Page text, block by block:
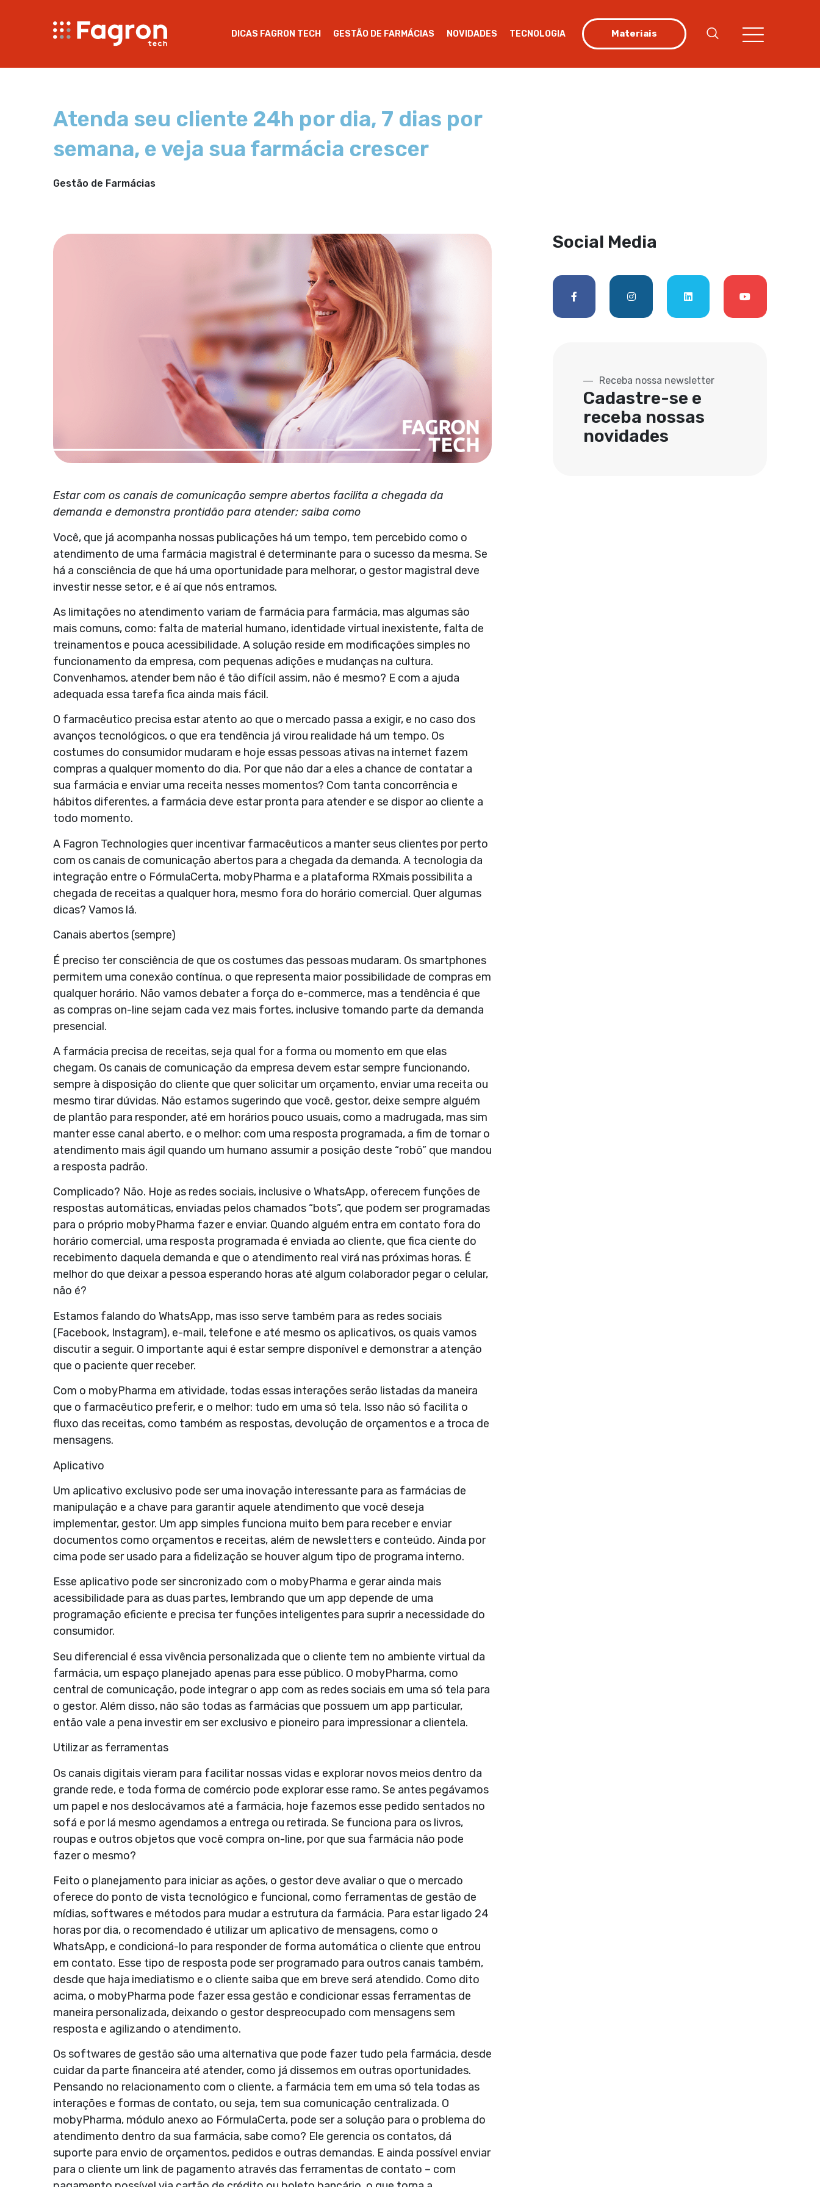
DICAS FAGRON TECH GESTÃO DE FARMÁCIAS NOVIDADES TECNOLOGIA Materiais
Atenda seu cliente 24h por dia, 7 dias por
semana, e veja sua farmácia crescer
Gestão de Farmácias
Estar com os canais de comunicação sempre abertos facilita a chegada da
demanda e demonstra prontidão para atender; saiba como
Você, que já acompanha nossas publicações há um tempo, tem percebido como o
atendimento de uma farmácia magistral é determinante para o sucesso da mesma. Se
há a consciência de que há uma oportunidade para melhorar, o gestor magistral deve
investir nesse setor, e é aí que nós entramos.
As limitações no atendimento variam de farmácia para farmácia, mas algumas são
mais comuns, como: falta de material humano, identidade virtual inexistente, falta de
treinamentos e pouca acessibilidade. A solução reside em modificações simples no
funcionamento da empresa, com pequenas adições e mudanças na cultura.
Convenhamos, atender bem não é tão difícil assim, não é mesmo? E com a ajuda
adequada essa tarefa fica ainda mais fácil.
O farmacêutico precisa estar atento ao que o mercado passa a exigir, e no caso dos
avanços tecnológicos, o que era tendência já virou realidade há um tempo. Os
costumes do consumidor mudaram e hoje essas pessoas ativas na internet fazem
compras a qualquer momento do dia. Por que não dar a eles a chance de contatar a
sua farmácia e enviar uma receita nesses momentos? Com tanta concorrência e
hábitos diferentes, a farmácia deve estar pronta para atender e se dispor ao cliente a
todo momento.
A Fagron Technologies quer incentivar farmacêuticos a manter seus clientes por perto
com os canais de comunicação abertos para a chegada da demanda. A tecnologia da
integração entre o FórmulaCerta, mobyPharma e a plataforma RXmais possibilita a
chegada de receitas a qualquer hora, mesmo fora do horário comercial. Quer algumas
dicas? Vamos lá.
Canais abertos (sempre)
É preciso ter consciência de que os costumes das pessoas mudaram. Os smartphones
permitem uma conexão contínua, o que representa maior possibilidade de compras em
qualquer horário. Não vamos debater a força do e-commerce, mas a tendência é que
as compras on-line sejam cada vez mais fortes, inclusive tomando parte da demanda
presencial.
A farmácia precisa de receitas, seja qual for a forma ou momento em que elas
chegam. Os canais de comunicação da empresa devem estar sempre funcionando,
sempre à disposição do cliente que quer solicitar um orçamento, enviar uma receita ou
mesmo tirar dúvidas. Não estamos sugerindo que você, gestor, deixe sempre alguém
de plantão para responder, até em horários pouco usuais, como a madrugada, mas sim
manter esse canal aberto, e o melhor: com uma resposta programada, a fim de tornar o
atendimento mais ágil quando um humano assumir a posição deste “robô” que mandou
a resposta padrão.
Complicado? Não. Hoje as redes sociais, inclusive o WhatsApp, oferecem funções de
respostas automáticas, enviadas pelos chamados “bots”, que podem ser programadas
para o próprio mobyPharma fazer e enviar. Quando alguém entra em contato fora do
horário comercial, uma resposta programada é enviada ao cliente, que fica ciente do
recebimento daquela demanda e que o atendimento real virá nas próximas horas. É
melhor do que deixar a pessoa esperando horas até algum colaborador pegar o celular,
não é?
Estamos falando do WhatsApp, mas isso serve também para as redes sociais
(Facebook, Instagram), e-mail, telefone e até mesmo os aplicativos, os quais vamos
discutir a seguir. O importante aqui é estar sempre disponível e demonstrar a atenção
que o paciente quer receber.
Com o mobyPharma em atividade, todas essas interações serão listadas da maneira
que o farmacêutico preferir, e o melhor: tudo em uma só tela. Isso não só facilita o
fluxo das receitas, como também as respostas, devolução de orçamentos e a troca de
mensagens.
Aplicativo
Um aplicativo exclusivo pode ser uma inovação interessante para as farmácias de
manipulação e a chave para garantir aquele atendimento que você deseja
implementar, gestor. Um app simples funciona muito bem para receber e enviar
documentos como orçamentos e receitas, além de newsletters e conteúdo. Ainda por
cima pode ser usado para a fidelização se houver algum tipo de programa interno.
Esse aplicativo pode ser sincronizado com o mobyPharma e gerar ainda mais
acessibilidade para as duas partes, lembrando que um app depende de uma
programação eficiente e precisa ter funções inteligentes para suprir a necessidade do
consumidor.
Seu diferencial é essa vivência personalizada que o cliente tem no ambiente virtual da
farmácia, um espaço planejado apenas para esse público. O mobyPharma, como
central de comunicação, pode integrar o app com as redes sociais em uma só tela para
o gestor. Além disso, não são todas as farmácias que possuem um app particular,
então vale a pena investir em ser exclusivo e pioneiro para impressionar a clientela.
Utilizar as ferramentas
Os canais digitais vieram para facilitar nossas vidas e explorar novos meios dentro da
grande rede, e toda forma de comércio pode explorar esse ramo. Se antes pegávamos
um papel e nos deslocávamos até a farmácia, hoje fazemos esse pedido sentados no
sofá e por lá mesmo agendamos a entrega ou retirada. Se funciona para os livros,
roupas e outros objetos que você compra on-line, por que sua farmácia não pode
fazer o mesmo?
Feito o planejamento para iniciar as ações, o gestor deve avaliar o que o mercado
oferece do ponto de vista tecnológico e funcional, como ferramentas de gestão de
mídias, softwares e métodos para mudar a estrutura da farmácia. Para estar ligado 24
horas por dia, o recomendado é utilizar um aplicativo de mensagens, como o
WhatsApp, e condicioná-lo para responder de forma automática o cliente que entrou
em contato. Esse tipo de resposta pode ser programado para outros canais também,
desde que haja imediatismo e o cliente saiba que em breve será atendido. Como dito
acima, o mobyPharma pode fazer essa gestão e condicionar essas ferramentas de
maneira personalizada, deixando o gestor despreocupado com mensagens sem
resposta e agilizando o atendimento.
Os softwares de gestão são uma alternativa que pode fazer tudo pela farmácia, desde
cuidar da parte financeira até atender, como já dissemos em outras oportunidades.
Pensando no relacionamento com o cliente, a farmácia tem em uma só tela todas as
interações e formas de contato, ou seja, tem sua comunicação centralizada. O
mobyPharma, módulo anexo ao FórmulaCerta, pode ser a solução para o problema do
atendimento dentro da sua farmácia, sabe como? Ele gerencia os contatos, dá
suporte para envio de orçamentos, pedidos e outras demandas. E ainda possível enviar
para o cliente um link de pagamento através das ferramentas de contato – com
Social Media
Receba nossa newsletter
Cadastre-se e
receba nossas
novidades